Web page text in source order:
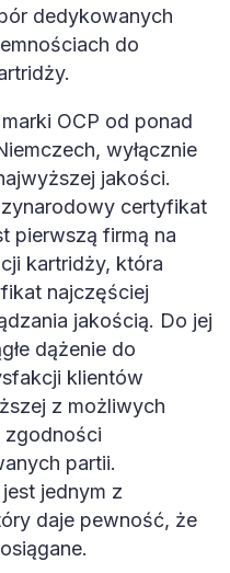
dedykowanych
do
marki OCP od ponad
wyłącznie
jakości.
certyfikat
pierwszą firmą na
kartridży, która
najczęściej
jakością. Do jej
dążenie do
klientów
z możliwych
zgodności
partii.
jednym z
daje pewność, że